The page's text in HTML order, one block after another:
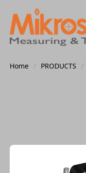
Home / PRODUCTS /